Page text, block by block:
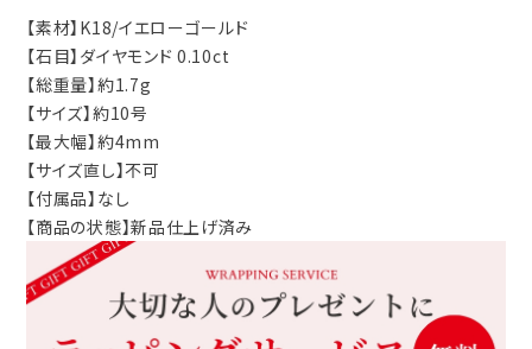
【素材】K18/イエローゴールド
【石目】ダイヤモンド 0.10ct
【総重量】約1.7g
【サイズ】約10号
【最大幅】約4mm
【サイズ直し】不可
【付属品】なし
【商品の状態】新品仕上げ済み